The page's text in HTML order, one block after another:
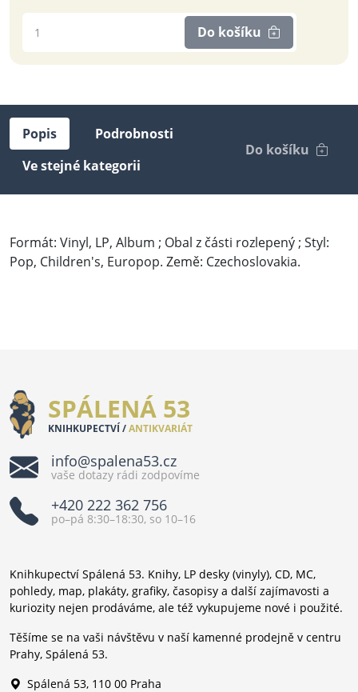
Do košíku
Popis
Podrobnosti
Ve stejné kategorii
Do košíku
Formát: Vinyl, LP, Album ; Obal z části rozlepený ; Styl:
Pop, Children's, Europop. Země: Czechoslovakia.
SPÁLENÁ 53
KNIHKUPECTVÍ /ANTIKVARIÁT
info@spalena53.cz
vaše dotazy rádi zodpovíme
+420 222 362 756
po–pá 8:30–18:30, so 10–16
Knihkupectví Spálená 53. Knihy, LP desky (vinyly), CD, MC,
pohledy, map, plakáty, grafiky, časopisy a další zajímavosti a
kuriozity nejen prodáváme, ale též vykupujeme nové i použité.
Těšíme se na vaši návštěvu v naší kamenné prodejně v centru
Prahy, Spálená 53.
Spálená 53, 110 00 Praha